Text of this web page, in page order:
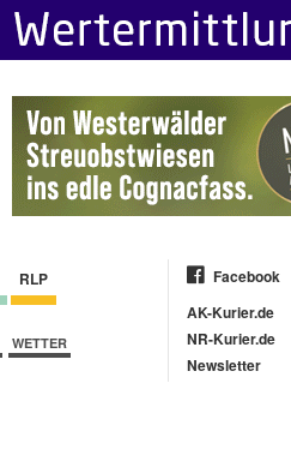
RLP
WETTER
Facebook
AK-Kurier.de
NR-Kurier.de
Newsletter